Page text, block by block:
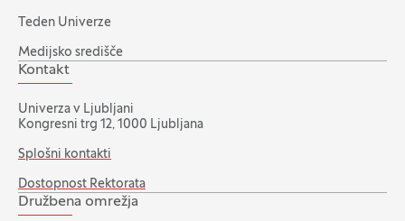
Teden Univerze
Medijsko središče
Kontakt
Univerza v Ljubljani
Kongresni trg 12, 1000 Ljubljana
Splošni kontakti
Dostopnost Rektorata
Družbena omrežja